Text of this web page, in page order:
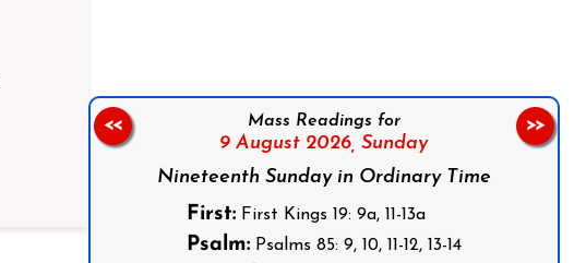
Mass Readings for
9 August 2026, Sunday
Nineteenth Sunday in Ordinary Time
First:First Kings 19: 9a, 11-13a
Psalm:Psalms 85: 9, 10, 11-12, 13-14
<< >>